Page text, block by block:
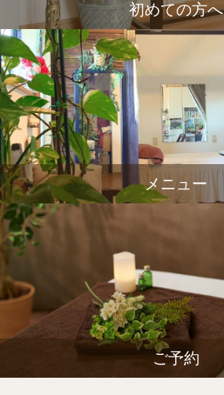
初めての方へ
メニュー
ご予約